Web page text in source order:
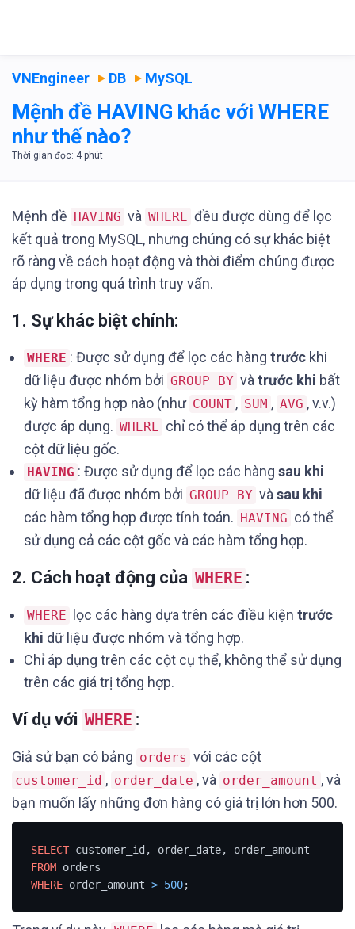
VNEngineer DB MySQL
Mệnh đề HAVING khác với WHERE
như thế nào?
Mệnh đề HAVING và WHERE đều được dùng để lọc
kết quả trong MySQL, nhưng chúng có sự khác biệt
rõ ràng về cách hoạt động và thời điểm chúng được
áp dụng trong quá trình truy vấn.
1. Sự khác biệt chính:
WHERE : Được sử dụng để lọc các hàng trước khi
dữ liệu được nhóm bởi GROUP BY và trước khi bất
kỳ hàm tổng hợp nào (như COUNT , SUM , AVG , v.v.)
được áp dụng. WHERE chỉ có thể áp dụng trên các
cột dữ liệu gốc.
HAVING : Được sử dụng để lọc các hàng sau khi
dữ liệu đã được nhóm bởi GROUP BY và sau khi
các hàm tổng hợp được tính toán. HAVING có thể
sử dụng cả các cột gốc và các hàm tổng hợp.
2. Cách hoạt động của WHERE :
WHERE lọc các hàng dựa trên các điều kiện trước
khi dữ liệu được nhóm và tổng hợp.
Chỉ áp dụng trên các cột cụ thể, không thể sử dụng
trên các giá trị tổng hợp.
Ví dụ với WHERE :
Giả sử bạn có bảng orders với các cột
customer_id , order_date , và order_amount , và
bạn muốn lấy những đơn hàng có giá trị lớn hơn 500.
SELECT
FROM
WHERE order_amount > 500;